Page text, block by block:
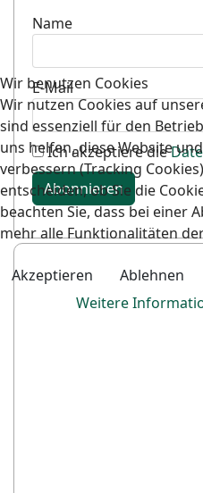
Name
E-Mail
Ich akzeptiere die
Abonnieren
Wir benutzen Cookies
Wir nutzen Cookies auf
sind essenziell für den
uns helfen, diese Website
verbessern (Tracking
entscheiden, ob Sie die
beachten Sie, dass bei einer
mehr alle Funktionalitäten
Akzeptieren
Ablehnen
Weitere